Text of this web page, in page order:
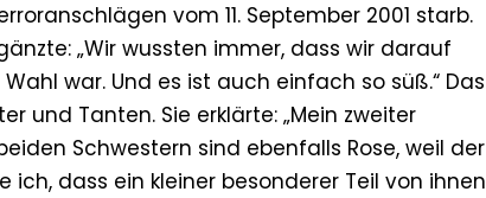
vom 11. September 2001 starb.
„Wir wussten immer, dass wir darauf
war. Und es ist auch einfach so süß.“ Das
und Tanten. Sie erklärte: „Mein zweiter
Schwestern sind ebenfalls Rose, weil der
dass ein kleiner besonderer Teil von ihnen